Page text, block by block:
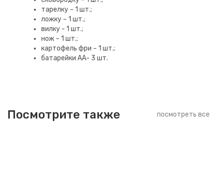
тарелку – 1 шт.;
ложку – 1 шт.;
вилку - 1 шт.;
нож – 1 шт.;
картофель фри – 1 шт.;
батарейки AA- 3 шт.
Посмотрите также посмотреть все